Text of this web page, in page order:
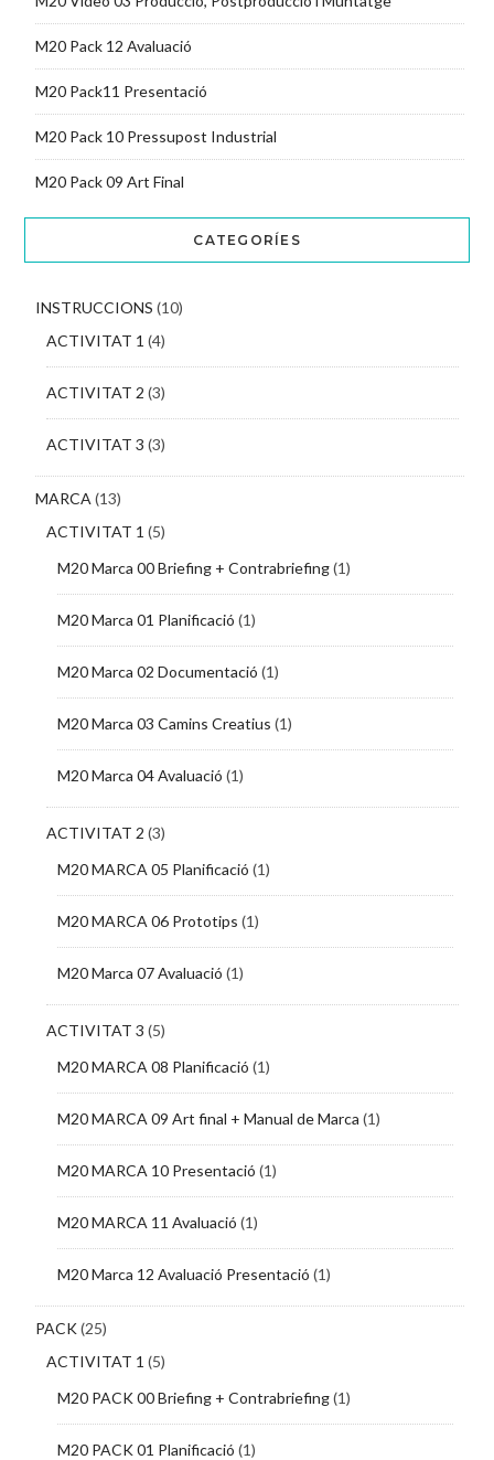
M20 Pack 12 Avaluació
M20 Pack11 Presentació
M20 Pack 10 Pressupost Industrial
M20 Pack 09 Art Final
CATEGORÍES
INSTRUCCIONS (10)
ACTIVITAT 1 (4)
ACTIVITAT 2 (3)
ACTIVITAT 3 (3)
MARCA (13)
ACTIVITAT 1 (5)
M20 Marca 00 Briefing + Contrabriefing(1)
M20 Marca 01 Planificació (1)
M20 Marca 02 Documentació (1)
M20 Marca 03 Camins Creatius (1)
M20 Marca 04 Avaluació (1)
ACTIVITAT 2 (3)
M20 MARCA 05 Planificació (1)
M20 MARCA 06 Prototips (1)
M20 Marca 07 Avaluació (1)
ACTIVITAT 3 (5)
M20 MARCA 08 Planificació (1)
M20 MARCA 09 Art final + Manual de Marca (1)
M20 MARCA 10 Presentació (1)
M20 MARCA 11 Avaluació (1)
M20 Marca 12 Avaluació Presentació (1)
PACK(25)
ACTIVITAT 1 (5)
M20 PACK 00 Briefing + Contrabriefing(1)
M20 PACK 01 Planificació (1)